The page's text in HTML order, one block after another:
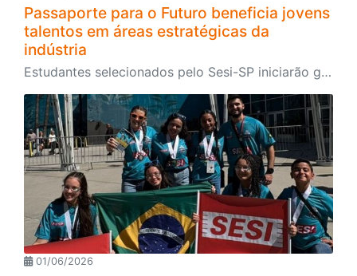
Passaporte para o Futuro beneficia jovens
talentos em áreas estratégicas da
indústria
Estudantes selecionados pelo Sesi-SP iniciarão graduação em universidades de excelência no exterior da América do Norte e Europa
01/06/2026